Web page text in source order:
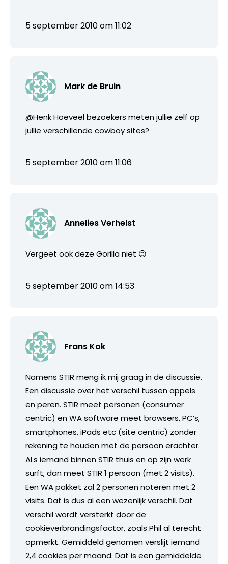
5 september 2010 om 11:02
Mark de Bruin
@Henk Hoeveel bezoekers meten jullie zelf op
jullie verschillende cowboy sites?
5 september 2010 om 11:06
Annelies Verhelst
Vergeet ook deze Gorilla niet 😉
5 september 2010 om 14:53
Frans Kok
Namens STIR meng ik mij graag in de discussie.
Een discussie over het verschil tussen appels
en peren. STIR meet personen (consumer
centric) en WA software meet browsers, PC’s,
smartphones, iPads etc (site centric) zonder
rekening te houden met de persoon erachter.
ALs iemand binnen STIR thuis en op zijn werk
surft, dan meet STIR 1 persoon (met 2 visits).
Een WA pakket zal 2 personen noteren met 2
visits. Dat is dus al een wezenlijk verschil. Dat
verschil wordt versterkt door de
cookieverbrandingsfactor, zoals Phil al terecht
opmerkt. Gemiddeld genomen verslijt iemand
2,4 cookies per maand. Dat is een gemiddelde